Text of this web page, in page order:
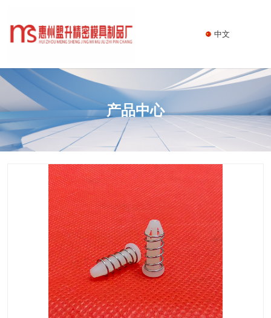
中文
产品中心